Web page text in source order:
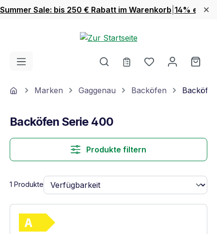
Zum Hauptinhalt springen
Summer Sale: bis 250 € Rabatt im Warenkorb 14% extra
Du hast 0
HomeMarken Gaggenau Backöfen
Backöfen Serie 400
Produkte filtern
1 Produkte